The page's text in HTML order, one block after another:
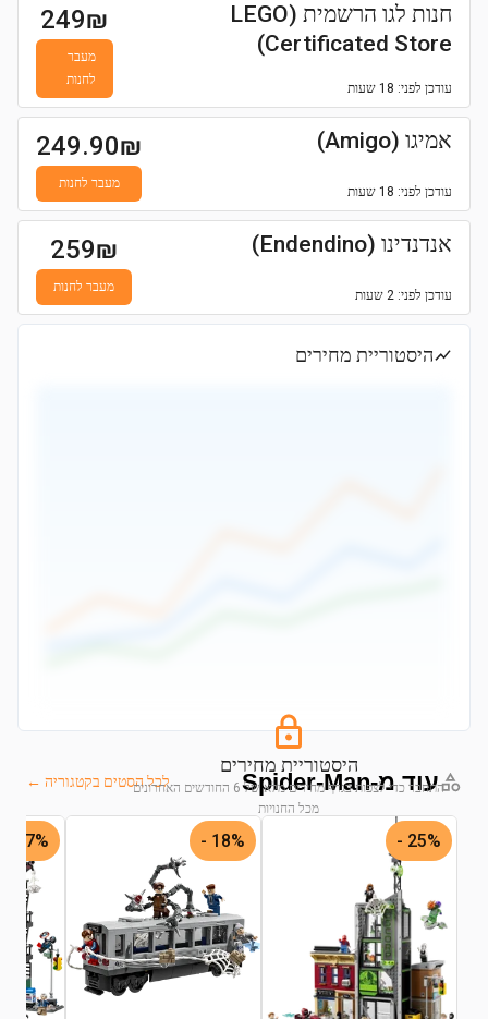
חנות לגו הרשמית (LEGO
Certificated Store)
עודכן לפני: 18 שעות
249₪
מעבר
לחנות
אמיגו (Amigo)
עודכן לפני: 18 שעות
249.90₪
מעבר לחנות
אנדנדינו (Endendino)
עודכן לפני: 2 שעות
259₪
מעבר לחנות
היסטוריית מחירים
היסטוריית מחירים
התחבר כדי לצפות בגרף מחירים מלא של 6 החודשים האחרונים
מכל החנויות
התחבר לצפייה בגרף
עוד מ-Spider-Man לכל הסטים בקטגוריה ←
25% -
18% -
27% -